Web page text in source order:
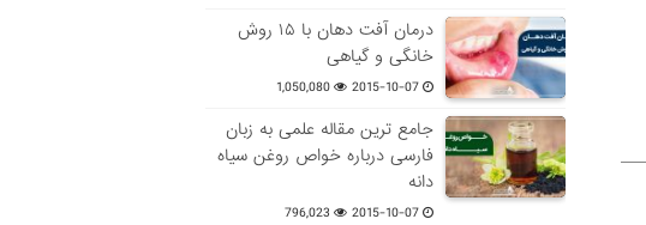
درمان آفت دهان با ۱۵ روش
خانگی و گیاهی
2015-10-07
1,050,080
جامع ترین مقاله علمی به زبان
فارسی درباره خواص روغن سیاه
دانه
2015-10-07
796,023